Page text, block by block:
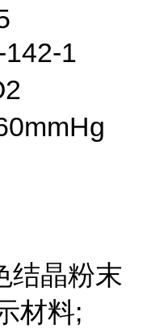
1
结晶粉末
材料;